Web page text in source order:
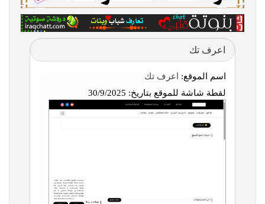
اعرف تك
اسم الموقع: اعرف تك
لقطة شاشة للموقع بتاريخ: